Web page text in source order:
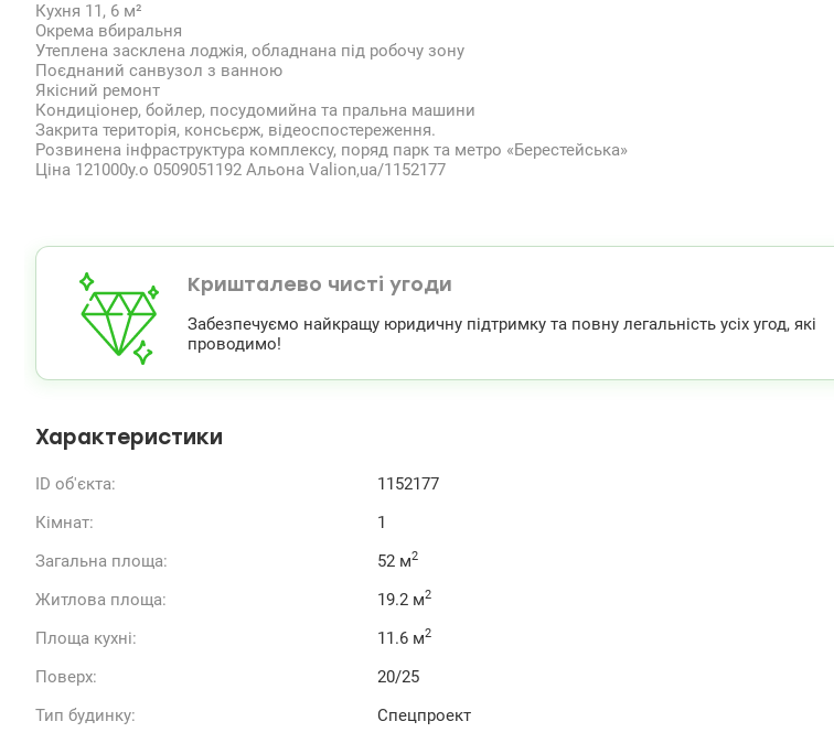
Кухня 11, 6 м²
Окрема вбиральня
Утеплена засклена лоджія, обладнана під робочу зону
Поєднаний санвузол з ванною
Якісний ремонт
Кондиціонер, бойлер, посудомийна та пральна машини
Закрита територія, консьєрж, відеоспостереження.
Розвинена інфраструктура комплексу, поряд парк та метро «Берестейська»
Ціна 121000у.о 0509051192 Альона Valion,ua/1152177
Кришталево чисті угоди
Забезпечуємо найкращу юридичну підтримку та повну легальність усіх угод, які
проводимо!
Характеристики
ID об'єкта:
1152177
Кімнат:
1
Загальна площа:
52 м2
Житлова площа: 19.2 м2
Площа кухні: 11.6 м2
Поверх:
20/25
Тип будинку:
Спецпроект